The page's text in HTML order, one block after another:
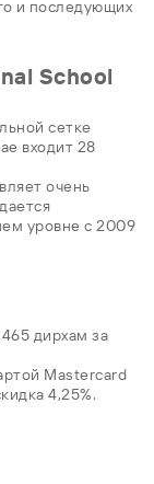
и последующих
School
сетке
входит 28
очень
уровне с 2009
дирхам за
Mastercard
4,25%.